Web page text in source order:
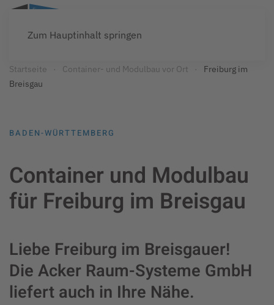
Zum Hauptinhalt springen
Startseite Container- und Modulbau vor Ort
Freiburg im
Breisgau
BADEN-WÜRTTEMBERG
Container und Modulbau
für Freiburg im Breisgau
Liebe Freiburg im Breisgauer!
Die Acker Raum-Systeme GmbH
liefert auch in Ihre Nähe.